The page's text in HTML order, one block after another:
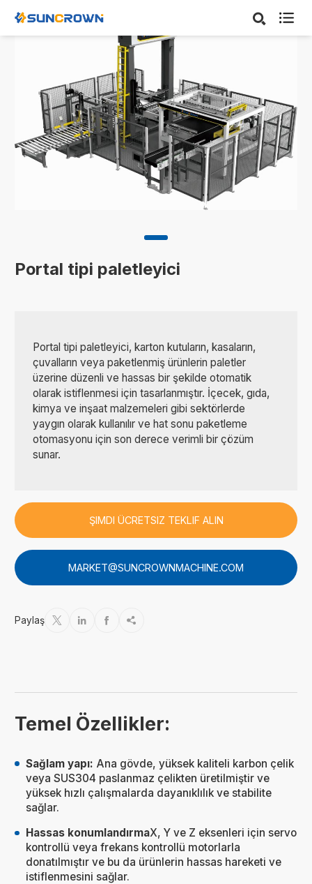

Portal tipi paletleyici
Portal tipi paletleyici, karton kutuların, kasaların,
çuvalların veya paketlenmiş ürünlerin paletler
üzerine düzenli ve hassas bir şekilde otomatik
olarak istiflenmesi için tasarlanmıştır. İçecek, gıda,
kimya ve inşaat malzemeleri gibi sektörlerde
yaygın olarak kullanılır ve hat sonu paketleme
otomasyonu için son derece verimli bir çözüm
sunar.
ŞIMDI ÜCRETSIZ TEKLIF ALIN
MARKET@SUNCROWNMACHINE.COM
Paylaş    
Temel Özellikler:
Sağlam yapı: Ana gövde, yüksek kaliteli karbon çelik
veya SUS304 paslanmaz çelikten üretilmiştir ve
yüksek hızlı çalışmalarda dayanıklılık ve stabilite
sağlar.
Hassas konumlandırmaX, Y ve Z eksenleri için servo
kontrollü veya frekans kontrollü motorlarla
donatılmıştır ve bu da ürünlerin hassas hareketi ve
istiflenmesini sağlar.